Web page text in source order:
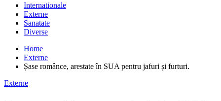
Internationale
Externe
Sanatate
Diverse
Home
Externe
Șase românce, arestate în SUA pentru jafuri și furturi.
Externe